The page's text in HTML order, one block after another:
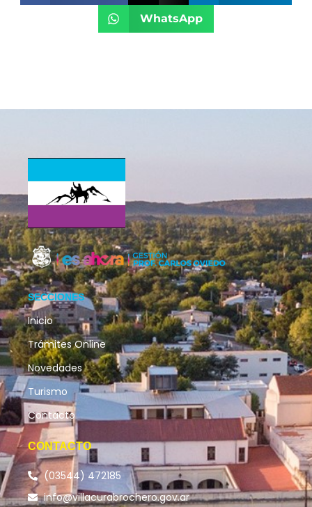
WhatsApp
SECCIONES
Inicio
Trámites Online
Novedades
Turismo
Contacto
CONTACTO
(03544) 472185
info@villacurabrochero.gov.ar